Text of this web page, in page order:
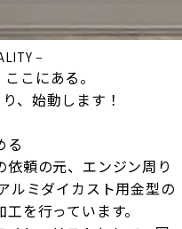
−
こにある。
、始動します！
る
頼の元、エンジン周り
ルミダイカスト用金型の
を行っています。